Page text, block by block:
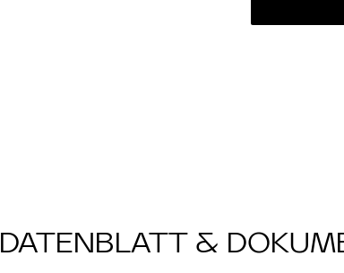
DATENBLATT &